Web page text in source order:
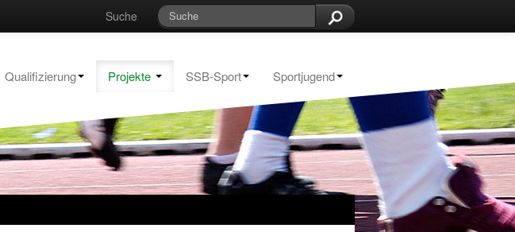
Suche
Qualifizierung Projekte SSB-Sport Sportjugend